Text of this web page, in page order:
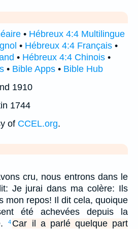
• Hébreux 4:4 Multilingue
• Hébreux 4:4 Français •
• Hébreux 4:4 Chinois •
• Bible Apps • Bible Hub
1910
1744
of CCEL.org.
cru, nous entrons dans le
Je jurai dans ma colère: Ils
mon repos! Il dit cela, quoique
été achevées depuis la
4 Car il a parlé quelque part